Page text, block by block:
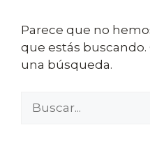
Parece que no
que estás
una búsqueda.